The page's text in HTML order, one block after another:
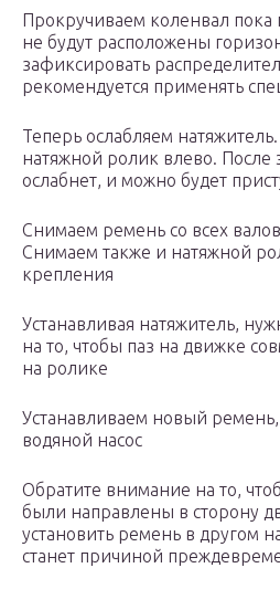
Прокручиваем коленвал пока
не будут расположены
зафиксировать
рекомендуется применять
Теперь ослабляем
натяжной ролик влево. После
ослабнет, и можно будет
Снимаем ремень со всех
Снимаем также и натяжной
крепления
Устанавливая натяжитель,
на то, чтобы паз на движке
на ролике
Устанавливаем новый
водяной насос
Обратите внимание на то,
были направлены в сторону
установить ремень в другом
станет причиной